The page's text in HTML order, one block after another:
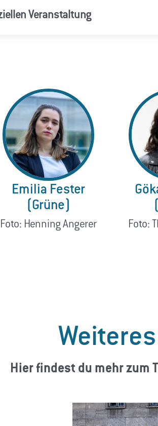
Veranstaltung
Emilia Fester
(Grüne)
Foto: Henning Angerer Foto:
Hier findest du mehr zum